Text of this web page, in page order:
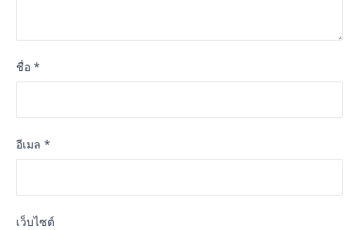
ชื่อ *
อีเมล *
เว็บไซต์